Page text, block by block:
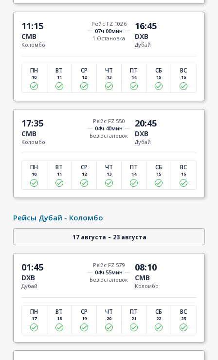
11:15
CMB
Коломбо
Рейс FZ 1026
07ч 00мин
1 Остановка
16:45
DXB
Дубай
ПН
10
ВТ
11
СР
12
ЧТ
13
ПТ
14
СБ
15
ВС
16
17:35
CMB
Коломбо
Рейс FZ 550
04ч 40мин
Без остановок
20:45
DXB
Дубай
ПН
10
ВТ
11
СР
12
ЧТ
13
ПТ
14
СБ
15
ВС
16
Рейсы Дубай - Коломбо
17 августа - 23 августа
01:45
DXB
Дубай
Рейс FZ 579
04ч 55мин
Без остановок
08:10
CMB
Коломбо
ПН
17
ВТ
18
СР
19
ЧТ
20
ПТ
21
СБ
22
ВС
23